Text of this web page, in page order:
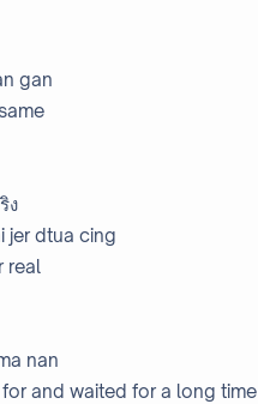
gan
ง
jer dtua cing
real
nan
and waited for a long time